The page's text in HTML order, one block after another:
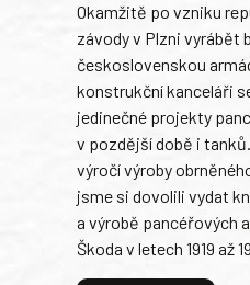
Okamžitě po vzniku
závody v Plzni vyrábět
československou
konstrukční kanceláři
jedinečné projekty
v pozdější době i
výročí výroby
jsme si dovolili vydat
a výrobě pancéřových
Škoda v letech 1919 až